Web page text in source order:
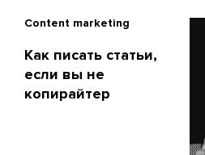
Content marketing
Как писать статьи,
если вы не
копирайтер